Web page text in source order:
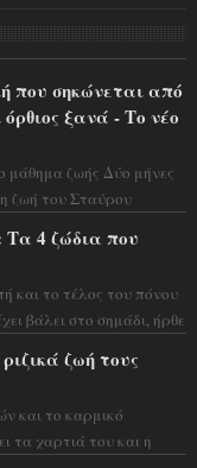
που σηκώνεται από
ξανά - Το νέο
μάθημα ζωής Δύο μήνες
ζωή του Σταύρου
Τα 4 ζώδια που
και το τέλος του πόνου
βάλει στο σημάδι, ήρθε
ζωή τους
και το καρμικό
τα χαρτιά του και η